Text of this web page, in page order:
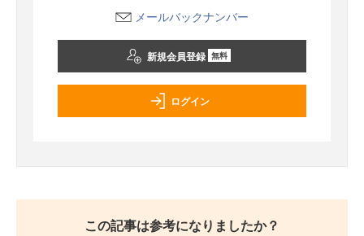
メールバックナンバー
新規会員登録 無料
ログイン
この記事は参考になりましたか？